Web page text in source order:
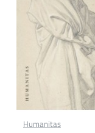
Humanitas